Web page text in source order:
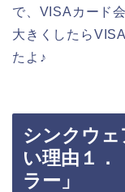
で、VISAカード
大きくしたら
たよ♪
シンクウ
い理由１．
ラー」